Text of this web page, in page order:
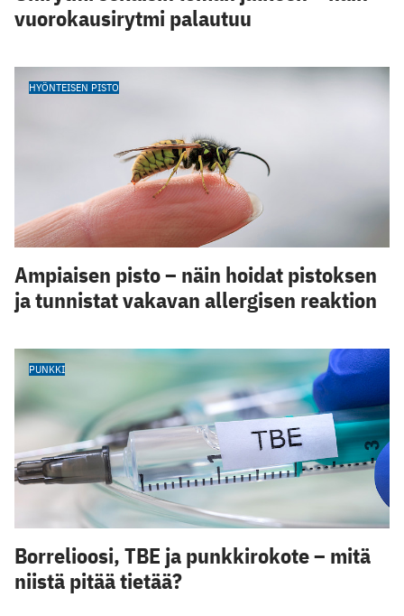
vuorokausirytmi palautuu
HYÖNTEISEN PISTO
Ampiaisen pisto – näin hoidat pistoksen
ja tunnistat vakavan allergisen reaktion
PUNKKI
Borrelioosi, TBE ja punkkirokote – mitä
niistä pitää tietää?